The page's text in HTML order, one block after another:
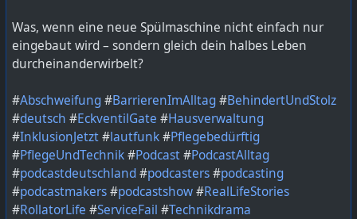
Was, wenn eine neue Spülmaschine nicht einfach nur
eingebaut wird – sondern gleich dein halbes Leben
durcheinanderwirbelt?
#Abschweifung#BarrierenImAlltag#BehindertUndStolz
#deutsch #EckventilGate #Hausverwaltung
#InklusionJetzt#lautfunk#Pflegebedürftig
#PflegeUndTechnik#Podcast#PodcastAlltag
#podcastdeutschland#podcasters#podcasting
#podcastmakers#podcastshow#RealLifeStories
#RollatorLife #ServiceFail #Technikdrama